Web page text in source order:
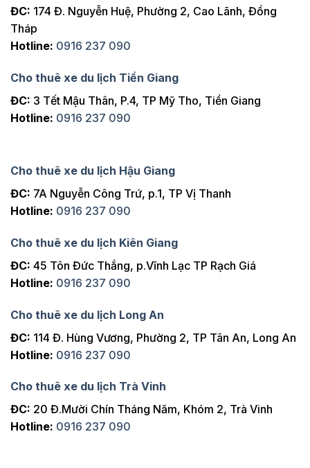
ĐC: 174 Đ. Nguyễn Huệ, Phường 2, Cao Lãnh, Đồng
Tháp
Hotline: 0916 237 090
Cho thuê xe du lịch Tiền Giang
ĐC: 3 Tết Mậu Thân, P.4, TP Mỹ Tho, Tiền Giang
Hotline: 0916 237 090
Cho thuê xe du lịch Hậu Giang
ĐC: 7A Nguyễn Công Trứ, p.1, TP Vị Thanh
Hotline: 0916 237 090
Cho thuê xe du lịch Kiên Giang
ĐC: 45 Tôn Đức Thắng, p.Vĩnh Lạc TP Rạch Giá
Hotline: 0916 237 090
Cho thuê xe du lịch Long An
ĐC: 114 Đ. Hùng Vương, Phường 2, TP Tân An, Long An
Hotline: 0916 237 090
Cho thuê xe du lịch Trà Vinh
ĐC: 20 Đ.Mười Chín Tháng Năm, Khóm 2, Trà Vinh
Hotline: 0916 237 090